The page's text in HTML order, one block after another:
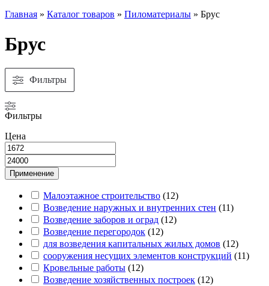
Главная » Каталог товаров » Пиломатериалы » Брус
Брус
Фильтры
Фильтры
Цена
Применение
Малоэтажное строительство (12)
Возведение наружных и внутренних стен (11)
Возведение заборов и оград (12)
Возведение перегородок (12)
для возведения капитальных жилых домов (12)
сооружения несущих элементов конструкций (11)
Кровельные работы (12)
Возведение хозяйственных построек (12)